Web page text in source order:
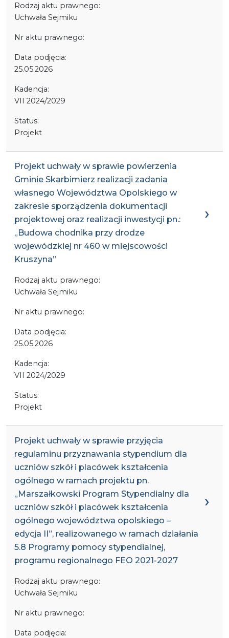
Rodzaj aktu prawnego:
Uchwała Sejmiku
Nr aktu prawnego:
Data podjęcia:
25.05.2026
Kadencja:
VII 2024/2029
Status:
Projekt
Projekt uchwały w sprawie powierzenia
Gminie Skarbimierz realizacji zadania
własnego Województwa Opolskiego w
zakresie sporządzenia dokumentacji
projektowej oraz realizacji inwestycji pn.:
„Budowa chodnika przy drodze
wojewódzkiej nr 460 w miejscowości
Kruszyna”
Rodzaj aktu prawnego:
Uchwała Sejmiku
Nr aktu prawnego:
Data podjęcia:
25.05.2026
Kadencja:
VII 2024/2029
Status:
Projekt
Projekt uchwały w sprawie przyjęcia
regulaminu przyznawania stypendium dla
uczniów szkół i placówek kształcenia
ogólnego w ramach projektu pn.
„Marszałkowski Program Stypendialny dla
uczniów szkół i placówek kształcenia
ogólnego województwa opolskiego –
edycja II”, realizowanego w ramach działania
5.8 Programy pomocy stypendialnej,
programu regionalnego FEO 2021-2027
Rodzaj aktu prawnego:
Uchwała Sejmiku
Nr aktu prawnego:
Data podjęcia: